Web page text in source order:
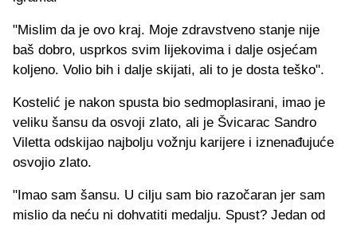
"Mislim da je ovo kraj. Moje zdravstveno stanje nije
baš dobro, usprkos svim lijekovima i dalje osjećam
koljeno. Volio bih i dalje skijati, ali to je dosta teško".
Kostelić je nakon spusta bio sedmoplasirani, imao je
veliku šansu da osvoji zlato, ali je Švicarac Sandro
Viletta odskijao najbolju vožnju karijere i iznenađujuće
osvojio zlato.
"Imao sam šansu. U cilju sam bio razočaran jer sam
mislio da neću ni dohvatiti medalju. Spust? Jedan od